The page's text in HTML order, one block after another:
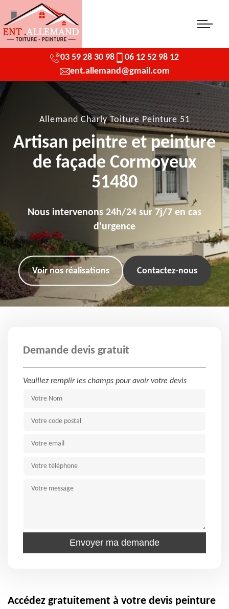
03 59 28 30 98
06 12 52 98 12
ent.allemand@gmail.com
Allemand Charly Toiture Peinture 51
Artisan peintre et peinture
de façade Cormoyeux
51480
Nous intervenons 24h/24 sur 7j/7 en cas
d'urgence
Voir nos réalisations Contactez-nous
Demande devis gratuit
Veuillez remplir les champs pour avoir votre devis
Accédez gratuitement à votre devis peinture